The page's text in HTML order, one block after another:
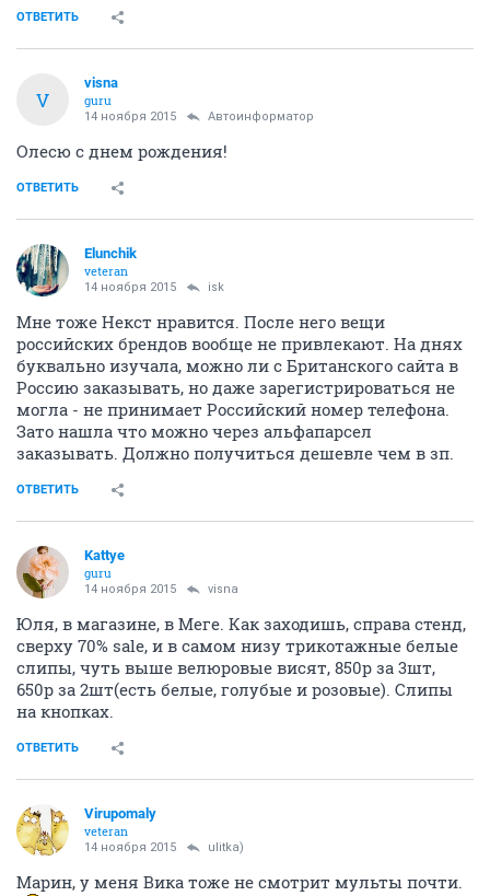
ОТВЕТИТЬ
V
visna
guru
14 ноября 2015 Автоинформатор
Олесю с днем рождения!
ОТВЕТИТЬ
Elunchik
veteran
14 ноября 2015 isk
Мне тоже Некст нравится. После него вещи
российских брендов вообще не привлекают. На днях
буквально изучала, можно ли с Британского сайта в
Россию заказывать, но даже зарегистрироваться не
могла - не принимает Российский номер телефона.
Зато нашла что можно через альфапарсел
заказывать. Должно получиться дешевле чем в зп.
ОТВЕТИТЬ
Kattye
guru
14 ноября 2015 visna
Юля, в магазине, в Меге. Как заходишь, справа стенд,
сверху 70% sale, и в самом низу трикотажные белые
слипы, чуть выше велюровые висят, 850р за 3шт,
650р за 2шт(есть белые, голубые и розовые). Слипы
на кнопках.
ОТВЕТИТЬ
Virupomaly
veteran
14 ноября 2015 ulitka)
Марин, у меня Вика тоже не смотрит мульты почти.